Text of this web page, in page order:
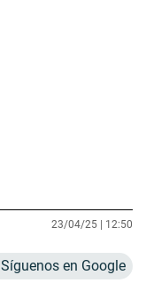
23/04/25 | 12:50
Síguenos en Google